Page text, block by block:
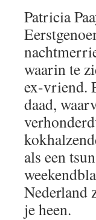
Patricia
waarin te
ex-vriend.
daad,
als een
Nederland
je heen.